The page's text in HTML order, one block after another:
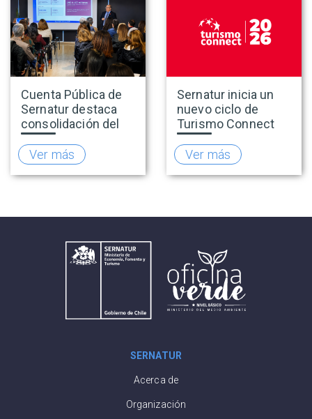
Cuenta Pública de
Sernatur destaca
consolidación del
turismo en 2025 y
presenta hoja de
ruta para fortalecer
la competitividad
Ver más
Sernatur inicia un
nuevo ciclo de
Turismo Connect
para fortalecer la
inteligencia de
mercado de la
industria turística
Ver más
SERNATUR
Acerca de
Organización